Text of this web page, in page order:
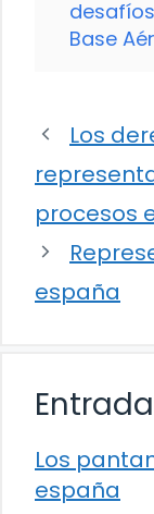
Base
Los
procesos
españa
Los
españa